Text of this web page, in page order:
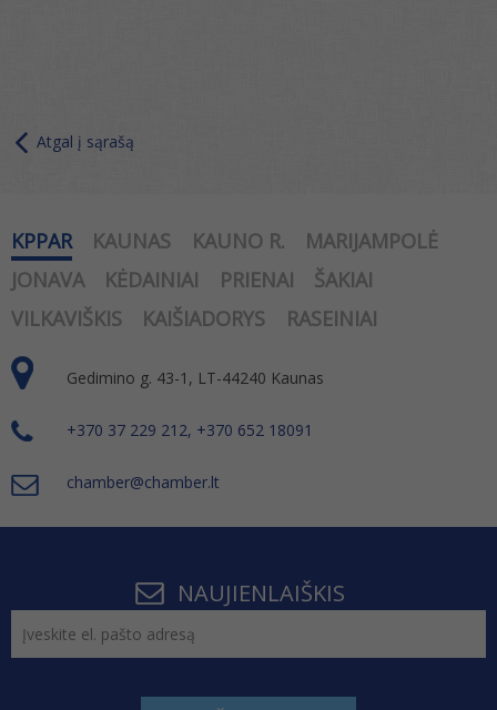
Atgal į sąrašą
KPPAR KAUNAS KAUNO R.
MARIJAMPOLĖ
JONAVA
KĖDAINIAI PRIENAI
ŠAKIAI
VILKAVIŠKIS
KAIŠIADORYS RASEINIAI
Gedimino g. 43-1, LT-44240 Kaunas
+370 37 229 212, +370 652 18091
chamber@chamber.lt
NAUJIENLAIŠKIS